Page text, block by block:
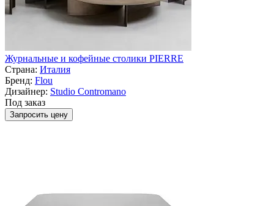
Журнальные и кофейные столики PIERRE
Страна: Италия
Бренд: Flou
Дизайнер: Studio Contromano
Под заказ
Запросить цену